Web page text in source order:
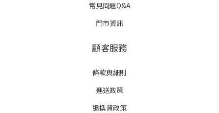
常見問題Q&A
門市資訊
顧客服務
條款與細則
運送政策
退換貨政策